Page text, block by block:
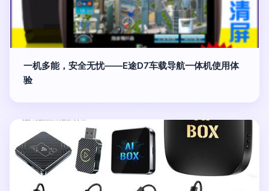
一机多能，安全无忧——E途D7车载导航一体机使用体
验